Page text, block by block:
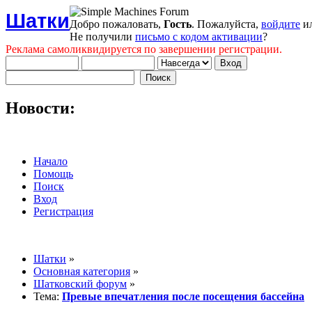
ШаткиДобро пожаловать, Гость. Пожалуйста, войдите
Не получили письмо с кодом активации?
Реклама самоликвидируется по завершении регистрации.
Новости:
Начало
Помощь
Поиск
Вход
Регистрация
Шатки »
Основная категория »
Шатковский форум »
Тема: Превые впечатления после посещения бассейна